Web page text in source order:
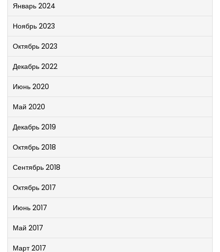
Январь 2024
Ноябрь 2023
Октябрь 2023
Декабрь 2022
Июнь 2020
Май 2020
Декабрь 2019
Октябрь 2018
Сентябрь 2018
Октябрь 2017
Июнь 2017
Май 2017
Март 2017